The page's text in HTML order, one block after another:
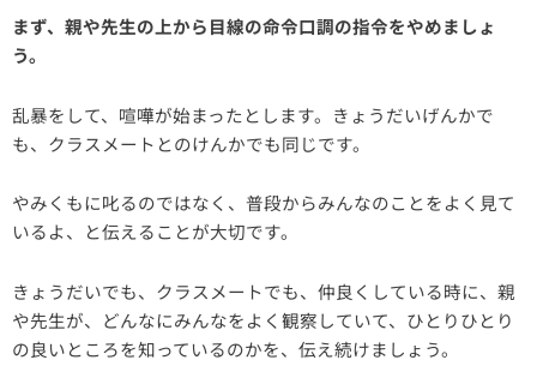
まず、親や先生の上から目線の命令口調の指令をやめましょ
う。
乱暴をして、喧嘩が始まったとします。きょうだいげんかで
も、クラスメートとのけんかでも同じです。
やみくもに叱るのではなく、普段からみんなのことをよく見て
いるよ、と伝えることが大切です。
きょうだいでも、クラスメートでも、仲良くしている時に、親
や先生が、どんなにみんなをよく観察していて、ひとりひとり
の良いところを知っているのかを、伝え続けましょう。